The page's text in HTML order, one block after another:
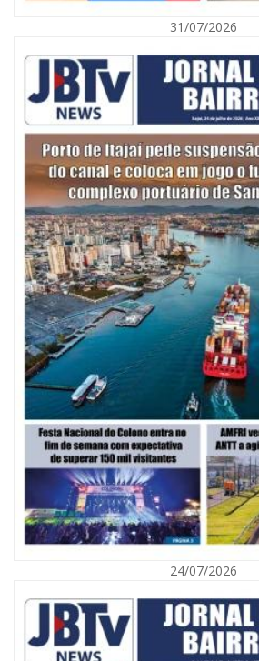
BALNEÁRIO CAMBORIÚ
08/08/2026 | 07:00
Saúde de BC abre inscrições para Oficina
Vigilância Sanitária
PENHA
31/07/2026
24/07/2026